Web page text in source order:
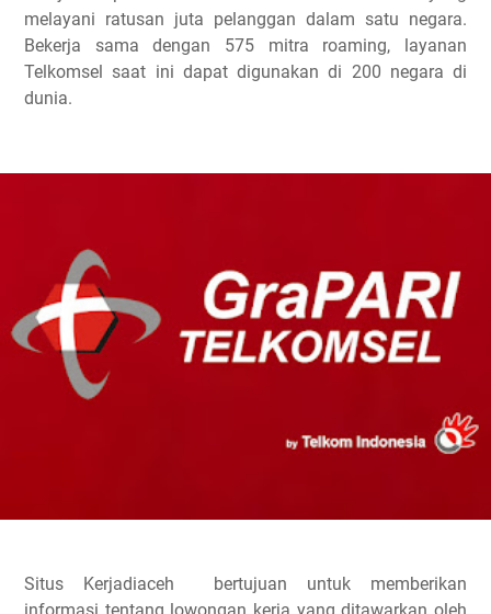
melayani ratusan juta pelanggan dalam satu negara.
Bekerja sama dengan 575 mitra roaming, layanan
Telkomsel saat ini dapat digunakan di 200 negara di
dunia.
Situs Kerjadiaceh bertujuan untuk memberikan